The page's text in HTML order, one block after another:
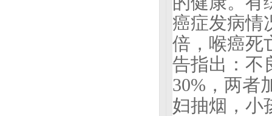
癌症发病情
倍，喉癌死
告指出：不
30%，两者
妇抽烟，小